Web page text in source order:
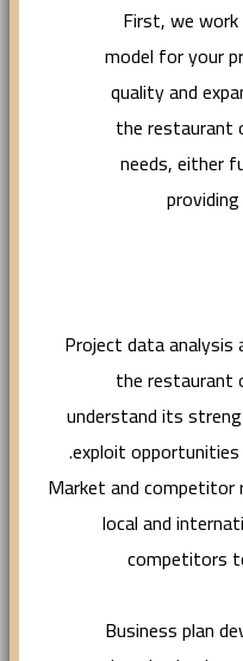
First, we
model for your
quality and
the restaurant
needs, either
Project data analysis
the restaurant
understand its
exploit
Market and competitor
local and
competitors
Business plan